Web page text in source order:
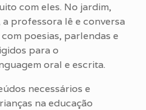
com eles. No jardim,
professora lê e conversa
poesias, parlendas e
para o
oral e escrita.
necessários e
na educação